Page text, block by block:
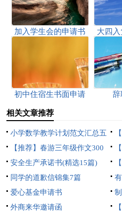
加入学生会的申请书 大四
初中住宿生书面申请
辞
相关文章推荐
小学数学教学计划范文汇总五
篇
4篇
【推荐】春游三年级作文300
字5篇
文
安全生产承诺书(精选15篇)
同学的道歉信锦集7篇
爱心基金申请书
外商来华邀请函